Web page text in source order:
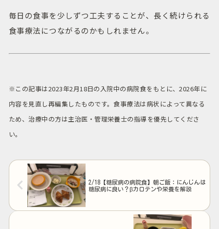
毎日の食事を少しずつ工夫することが、長く続けられる
食事療法につながるのかもしれません。
※この記事は2023年2月18日の入院中の病院食をもとに、2026年に
内容を見直し再編集したものです。食事療法は病状によって異なる
ため、治療中の方は主治医・管理栄養士の指導を優先してくださ
い。
2/18【糖尿病の病院食】朝ご飯：にんじんは
糖尿病に良い？βカロテンや栄養を解説